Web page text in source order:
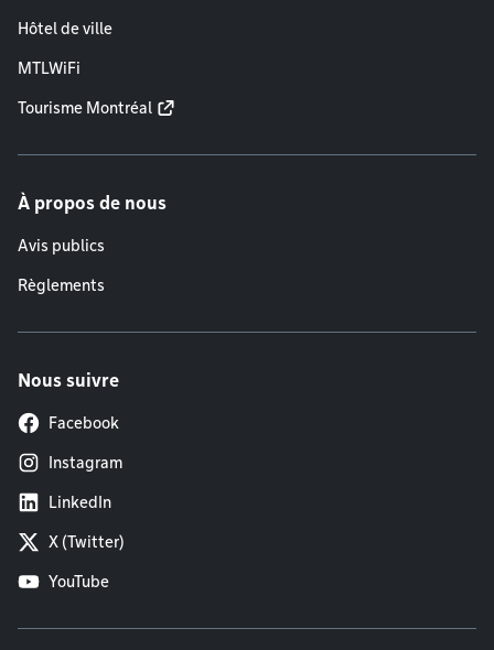
Hôtel de ville
MTLWiFi
Tourisme Montréal
À propos de nous
Avis publics
Règlements
Nous suivre
Facebook
Instagram
LinkedIn
X (Twitter)
YouTube